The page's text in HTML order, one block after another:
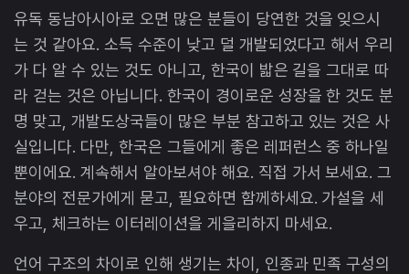
유독 동남아시아로 오면 많은 분들이 당연한 것을 잊으시
는 것 같아요. 소득 수준이 낮고 덜 개발되었다고 해서 우리
가 다 알 수 있는 것도 아니고, 한국이 밟은 길을 그대로 따
라 걷는 것은 아닙니다. 한국이 경이로운 성장을 한 것도 분
명 맞고, 개발도상국들이 많은 부분 참고하고 있는 것은 사
실입니다. 다만, 한국은 그들에게 좋은 레퍼런스 중 하나일
뿐이에요. 계속해서 알아보셔야 해요. 직접 가서 보세요. 그
분야의 전문가에게 묻고, 필요하면 함께하세요. 가설을 세
우고, 체크하는 이터레이션을 게을리하지 마세요.
언어 구조의 차이로 인해 생기는 차이, 인종과 민족 구성의